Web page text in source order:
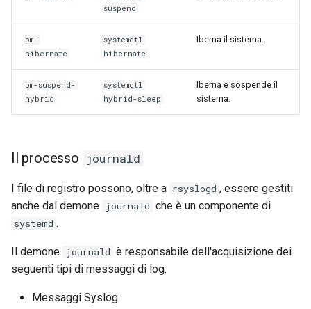
suspend
pm-
hibernate
systemctl
hibernate
Iberna il sistema.
pm-suspend-
hybrid
systemctl
hybrid-sleep
Iberna e sospende il
sistema.
Il processo journald
I file di registro possono, oltre a rsyslogd , essere gestiti
anche dal demone journald che è un componente di
systemd .
Il demone journald è responsabile dell'acquisizione dei
seguenti tipi di messaggi di log:
Messaggi Syslog